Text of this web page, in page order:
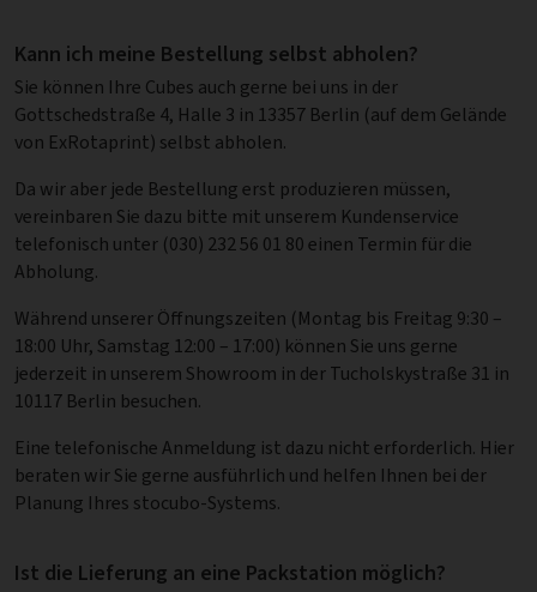
Kann ich meine Bestellung selbst abholen?
Sie können Ihre Cubes auch gerne bei uns in der
Gottschedstraße 4, Halle 3 in 13357 Berlin (auf dem Gelände
von ExRotaprint) selbst abholen.
Da wir aber jede Bestellung erst produzieren müssen,
vereinbaren Sie dazu bitte mit unserem Kundenservice
telefonisch unter (030) 232 56 01 80 einen Termin für die
Abholung.
Während unserer Öffnungszeiten (Montag bis Freitag 9:30 –
18:00 Uhr, Samstag 12:00 – 17:00) können Sie uns gerne
jederzeit in unserem Showroom in der Tucholskystraße 31 in
10117 Berlin besuchen.
Eine telefonische Anmeldung ist dazu nicht erforderlich. Hier
beraten wir Sie gerne ausführlich und helfen Ihnen bei der
Planung Ihres stocubo-Systems.
Ist die Lieferung an eine Packstation möglich?